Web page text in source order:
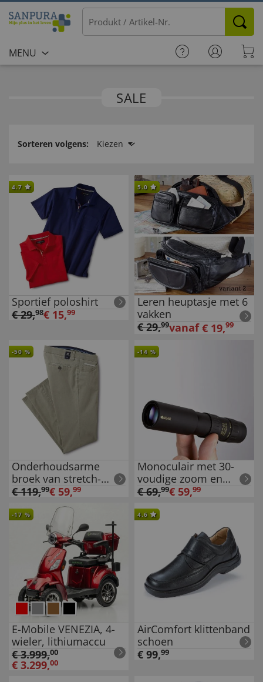
MENU
SALE
Sorteren volgens: Kiezen
4.7
Sportief poloshirt
€29,98€ 15,99
5.0
Leren heuptasje met 6
vakken
€29,99vanaf € 19,99
-50 %
Onderhoudsarme
broek van stretch-
katoen
€119,99€ 59,99
-14 %
Monoculair met 30-
voudige zoom en
macro
€69,99€ 59,99
-17 %
E-Mobile VENEZIA, 4-
wieler, lithiumaccu
€3.999,00
€ 3.299,00
4.6
AirComfort klittenband
schoen
€ 99,99